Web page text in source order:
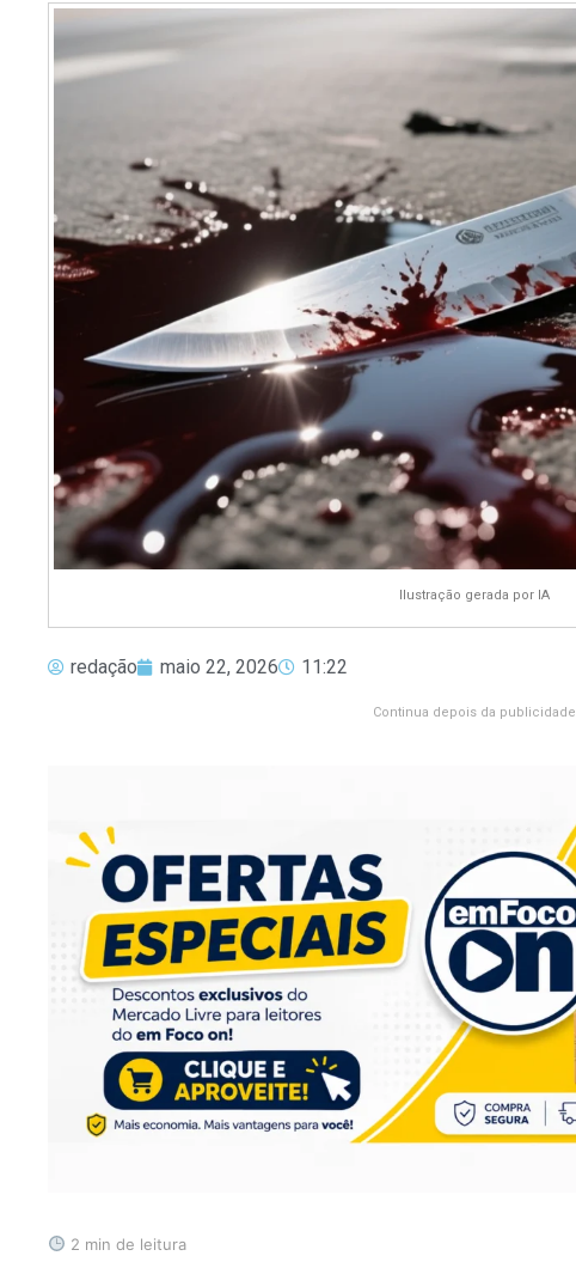
Ilustração gerada por IA
redação maio 22, 2026 11:22
Continua depois da publicidade
2 min de leitura